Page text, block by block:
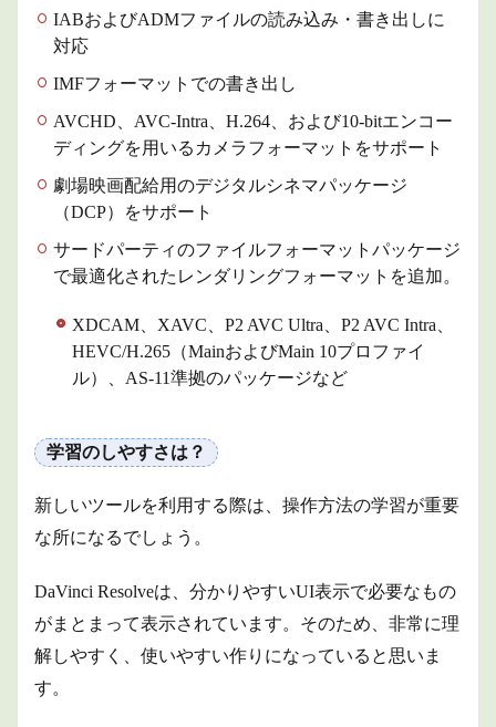
IABおよびADMファイルの読み込み・書き出しに
対応
IMFフォーマットでの書き出し
AVCHD、AVC-Intra、H.264、および10-bitエンコー
ディングを用いるカメラフォーマットをサポート
劇場映画配給用のデジタルシネマパッケージ
（DCP）をサポート
サードパーティのファイルフォーマットパッケージ
で最適化されたレンダリングフォーマットを追加。
XDCAM、XAVC、P2 AVC Ultra、P2 AVC Intra、
HEVC/H.265（MainおよびMain 10プロファイ
ル）、AS-11準拠のパッケージなど
学習のしやすさは？
新しいツールを利用する際は、操作方法の学習が重要
な所になるでしょう。
DaVinci Resolveは、分かりやすいUI表示で必要なもの
がまとまって表示されています。そのため、非常に理
解しやすく、使いやすい作りになっていると思いま
す。